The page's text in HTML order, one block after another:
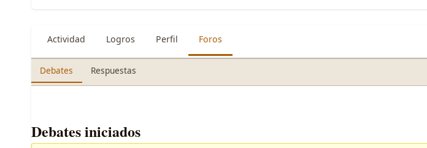
Actividad Logros Perfil Foros
Debates Respuestas
Debates iniciados